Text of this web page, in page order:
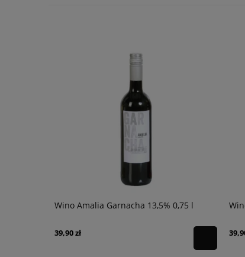
Wino Amalia Garnacha 13,5% 0,75 l
39,90 zł